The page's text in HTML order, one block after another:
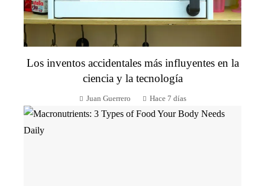
Los inventos accidentales más influyentes en la
ciencia y la tecnología
Juan Guerrero Hace 7 días